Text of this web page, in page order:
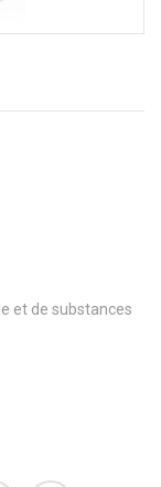
et de substances